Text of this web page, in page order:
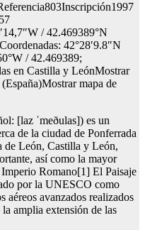
/ 42.469389°N
42°28′9.8″N
/ 42.469389;
en Castilla y LeónMostrar
mapa de
[laz ˈmeðulas]) es un
de la ciudad de Ponferrada
de León, Castilla y León,
así como la mayor
Romano[1] El Paisaje
por la UNESCO como
avanzados realizados
amplia extensión de las